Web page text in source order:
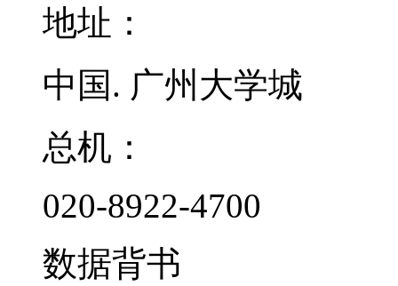
地址：
中国. 广州大学城
总机：
020-8922-4700
数据背书